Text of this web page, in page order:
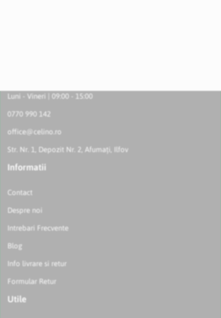
Luni - Vineri | 09:00 - 15:00
0770 990 142
office@celino.ro
Str. Nr. 1, Depozit Nr. 2, Afumați, Ilfov
Informatii
Contact
Despre noi
Intrebari Frecvente
Blog
Info livrare si retur
Formular Retur
Utile